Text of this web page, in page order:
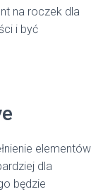
na roczek dla
i być
elementów
dla
będzie